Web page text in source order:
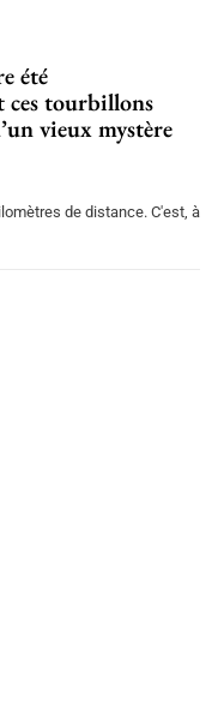
été
ces tourbillons
vieux mystère
de distance. C'est, à